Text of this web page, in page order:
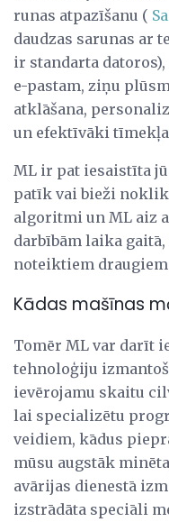
runas atpazīšanu (
daudzas sarunas ar
ir standarta
e-pastam, ziņu
atklāšana,
un efektīvāki
ML ir pat iesaistīta
patīk vai bieži
algoritmi un ML aiz
darbībām laika
noteiktiem
Kādas mašīnas
Tomēr ML var darīt
tehnoloģiju
ievērojamu skaitu
lai specializētu
veidiem, kādus
mūsu augstāk
avārijas dienestā
izstrādāta speciāli